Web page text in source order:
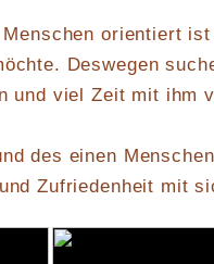
orientiert
Deswegen
und viel Zeit mit ihm
des einen
Zufriedenheit mit